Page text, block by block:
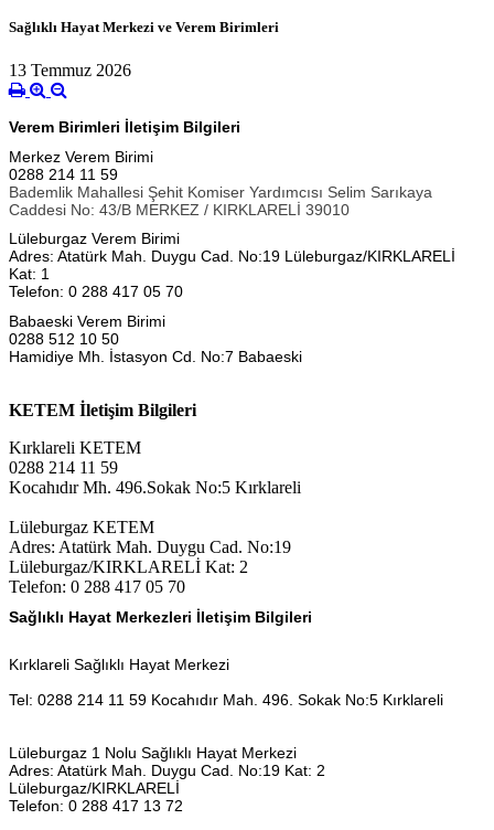
Sağlıklı Hayat Merkezi ve Verem Birimleri
13 Temmuz 2026
Verem Birimleri İletişim Bilgileri
Merkez Verem Birimi
0288 214 11 59
Bademlik Mahallesi Şehit Komiser Yardımcısı Selim Sarıkaya
Caddesi No: 43/B MERKEZ / KIRKLARELİ 39010
Lüleburgaz Verem Birimi
Adres: Atatürk Mah. Duygu Cad. No:19 Lüleburgaz/KIRKLARELİ
Kat: 1
Telefon: 0 288 417 05 70
Babaeski Verem Birimi
0288 512 10 50
Hamidiye Mh. İstasyon Cd. No:7 Babaeski
KETEM İletişim Bilgileri
Kırklareli KETEM
0288 214 11 59
Kocahıdır Mh. 496.Sokak No:5 Kırklareli
Lüleburgaz KETEM
Adres: Atatürk Mah. Duygu Cad. No:19
Lüleburgaz/KIRKLARELİ Kat: 2
Telefon: 0 288 417 05 70
Sağlıklı Hayat Merkezleri İletişim Bilgileri
Kırklareli Sağlıklı Hayat Merkezi
Tel: 0288 214 11 59 Kocahıdır Mah. 496. Sokak No:5 Kırklareli
Lüleburgaz 1 Nolu Sağlıklı Hayat Merkezi
Adres: Atatürk Mah. Duygu Cad. No:19 Kat: 2
Lüleburgaz/KIRKLARELİ
Telefon: 0 288 417 13 72